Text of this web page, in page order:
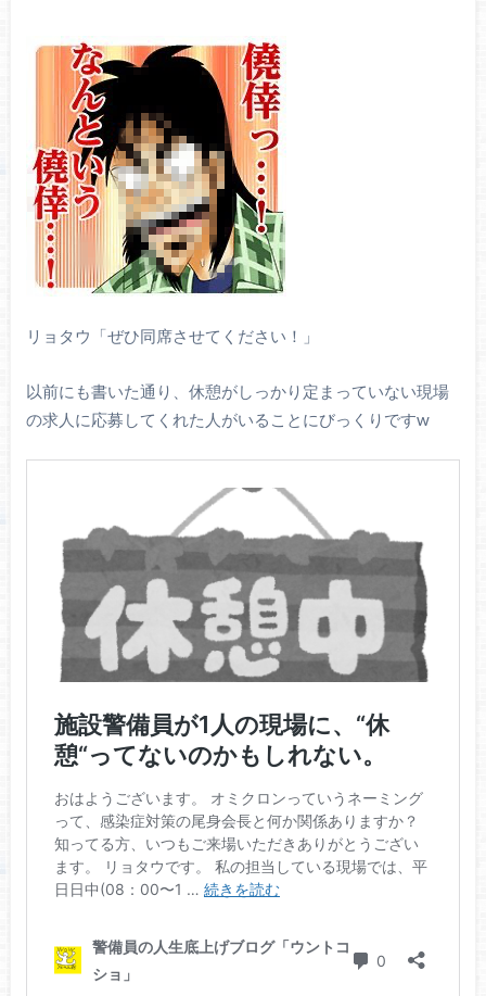
リョタウ「ぜひ同席させてください！」
以前にも書いた通り、休憩がしっかり定まっていない現場
の求人に応募してくれた人がいることにびっくりですw